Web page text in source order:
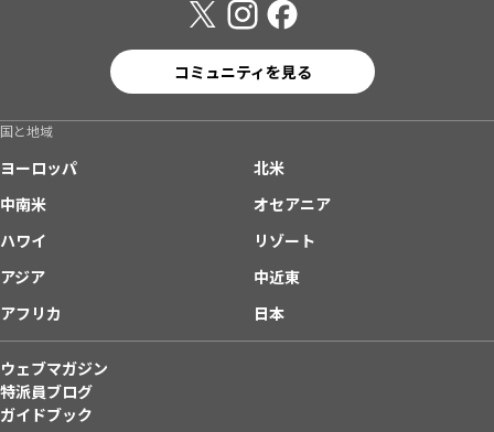
コミュニティを見る
国と地域
ヨーロッパ
北米
中南米
オセアニア
ハワイ
リゾート
アジア
中近東
アフリカ
日本
ウェブマガジン
特派員ブログ
ガイドブック